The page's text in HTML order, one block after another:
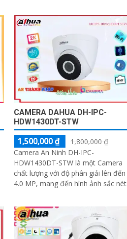
CAMERA DAHUA DH-IPC-
HDW1430DT-STW
1,500,000 ₫
1,800,000 ₫
Camera An Ninh DH-IPC-
HDW1430DT-STW là một Camera
chất lượng với độ phân giải lên đến
4.0 MP, mang đến hình ảnh sắc nét
tính năng xem ban đêm...